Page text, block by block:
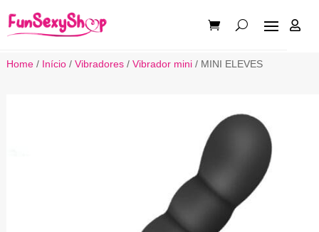

Home/ Início/ Vibradores/ Vibrador mini/ MINI ELEVES